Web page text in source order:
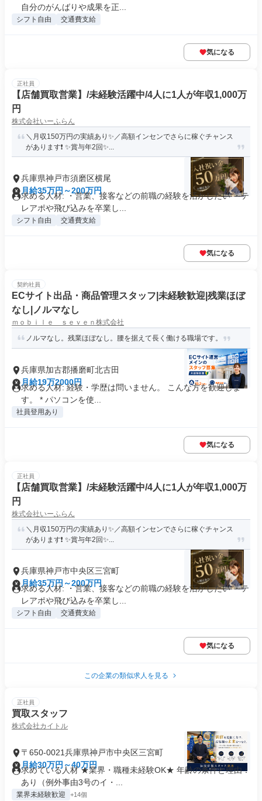
自分のがんばりや成果を正...
シフト自由 交通費支給
気になる
正社員
【店舗買取営業】/未経験活躍中/4人に1人が年収1,000万
円
株式会社いーふらん
＼月収150万円の実績あり✨／高額インセンでさらに稼ぐチャンス
があります❗ ✨賞与年2回✨...
兵庫県神戸市須磨区横尾
月給35万円～200万円
求める人材: ・営業、接客などの前職の経験を活かしたい ・テ
レアポや飛び込みを卒業し...
シフト自由 交通費支給
気になる
契約社員
ECサイト出品・商品管理スタッフ|未経験歓迎|残業ほぼ
なし|ノルマなし
ｍｏｂｉｌｅ ｓｅｖｅｎ株式会社
ノルマなし。残業ほぼなし。腰を据えて長く働ける職場です。
兵庫県加古郡播磨町北古田
月給19万2000円
求める人材: 経験・学歴は問いません。 こんな方を歓迎しま
す。 * パソコンを使...
社員登用あり
気になる
正社員
【店舗買取営業】/未経験活躍中/4人に1人が年収1,000万
円
株式会社いーふらん
＼月収150万円の実績あり✨／高額インセンでさらに稼ぐチャンス
があります❗ ✨賞与年2回✨...
兵庫県神戸市中央区三宮町
月給35万円～200万円
求める人材: ・営業、接客などの前職の経験を活かしたい ・テ
レアポや飛び込みを卒業し...
シフト自由 交通費支給
気になる
この企業の類似求人を見る
正社員
買取スタッフ
株式会社カイトル
〒650-0021兵庫県神戸市中央区三宮町
月給30万円～40万円
求めている人材 ★業界・職種未経験OK★ 年齢の条件と理由：
あり（例外事由3号のイ・...
業界未経験歓迎 +14個